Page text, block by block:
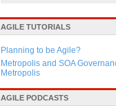
AGILE TUTORIALS
Planning to be Agile?
Metropolis and SOA
Metropolis
AGILE PODCASTS